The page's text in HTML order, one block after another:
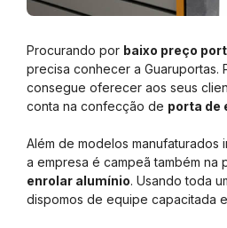
Procurando por baixo preço
precisa conhecer a Guaruportas.
consegue oferecer aos seus
conta na confecção de porta de
Além de modelos manufaturados
a empresa é campeã também na
enrolar alumínio. Usando toda
dispomos de equipe capacitada